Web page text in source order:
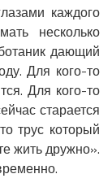
каждого
несколько
дающий
Для кого-то
Для кого-то
старается
трус который
жить дружно».